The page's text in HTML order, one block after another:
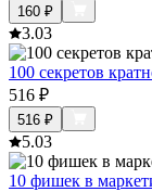
160 ₽
3.03
100 секретов
516 ₽
516 ₽
5.03
10 фишек в